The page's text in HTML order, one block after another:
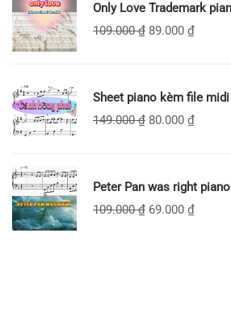
Only Love Trademark
109.000₫ 89.000 ₫
Sheet piano kèm file
149.000₫ 80.000 ₫
Peter Pan was right
109.000₫ 69.000 ₫